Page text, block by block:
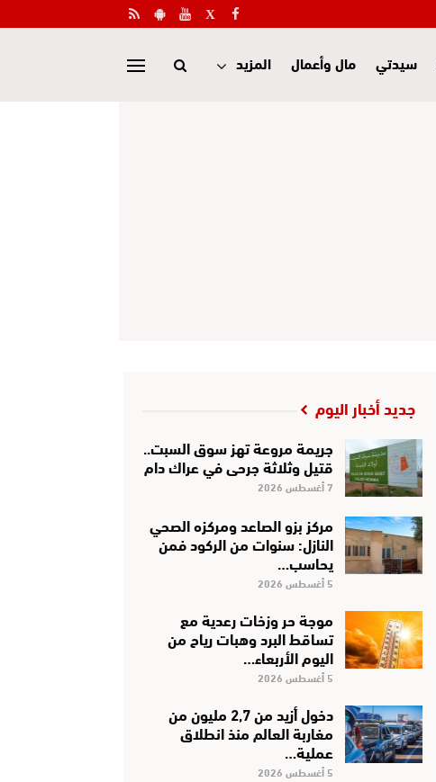
سيدتي مال وأعمال المزيد
جديد أخبار اليوم
جريمة مروعة تهز سوق السبت..
قتيل وثلاثة جرحى في عراك دام
7 أغسطس 2026
مركز بزو الصاعد ومركزه الصحي
النازل: سنوات من الركود فمن
يحاسب…
5 أغسطس 2026
موجة حر وزخات رعدية مع
تساقط البرد وهبات رياح من
اليوم الأربعاء…
5 أغسطس 2026
دخول أزيد من 2,7 مليون من
مغاربة العالم منذ انطلاق
عملية…
5 أغسطس 2026